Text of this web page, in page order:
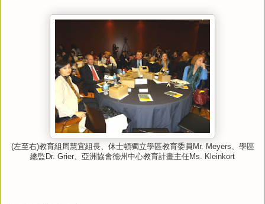
(左至右)教育組周慧宜組長、休士頓獨立學區教育委員 Mr. Meyers、學區
總監 Dr. Grier、亞洲協會德州中心教育計畫主任Ms. Kleinkort